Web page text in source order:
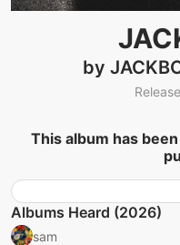
by
This album has
Albums Heard (2026)
sam